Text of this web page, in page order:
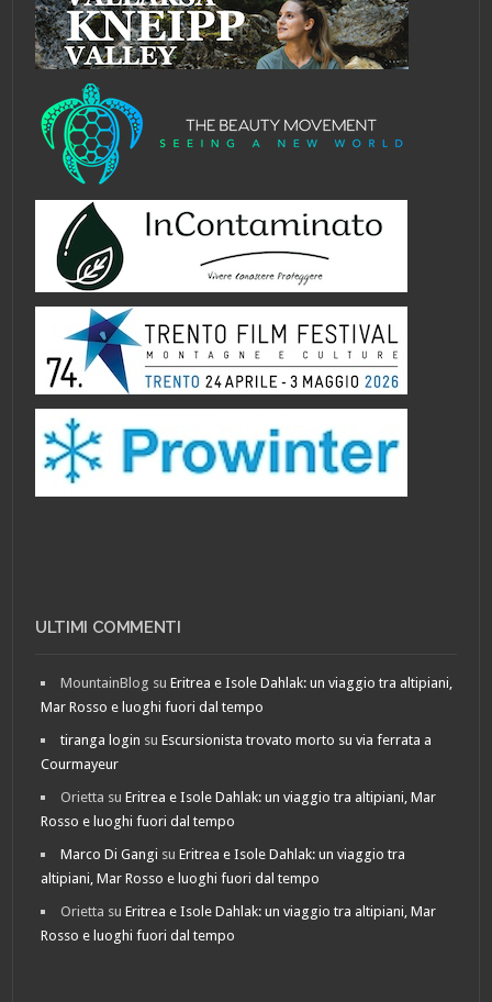
ULTIMI COMMENTI
MountainBlog suEritrea e Isole Dahlak: un viaggio tra altipiani,
Mar Rosso e luoghi fuori dal tempo
tiranga login suEscursionista trovato morto su via ferrata a
Courmayeur
Orietta suEritrea e Isole Dahlak: un viaggio tra altipiani, Mar
Rosso e luoghi fuori dal tempo
Marco Di Gangi suEritrea e Isole Dahlak: un viaggio tra
altipiani, Mar Rosso e luoghi fuori dal tempo
Orietta suEritrea e Isole Dahlak: un viaggio tra altipiani, Mar
Rosso e luoghi fuori dal tempo